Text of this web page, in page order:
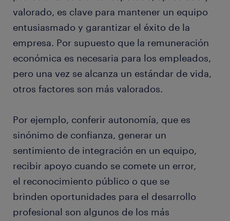
valorado, es clave para mantener un equipo
entusiasmado y garantizar el éxito de la
empresa. Por supuesto que la remuneración
económica es necesaria para los empleados,
pero una vez se alcanza un estándar de vida,
otros factores son más valorados.
Por ejemplo, conferir autonomía, que es
sinónimo de confianza, generar un
sentimiento de integración en un equipo,
recibir apoyo cuando se comete un error,
el reconocimiento público o que se
brinden oportunidades para el desarrollo
profesional son algunos de los más